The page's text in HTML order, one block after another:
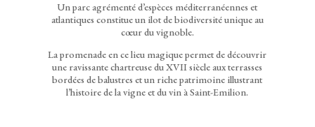
Un parc agrémenté d’espèces méditerranéennes et
atlantiques constitue un ilot de biodiversité unique au
cœur du vignoble.
La promenade en ce lieu magique permet de découvrir
une ravissante chartreuse du XVII siècle aux terrasses
bordées de balustres et un riche patrimoine illustrant
l’histoire de la vigne et du vin à Saint-Emilion.